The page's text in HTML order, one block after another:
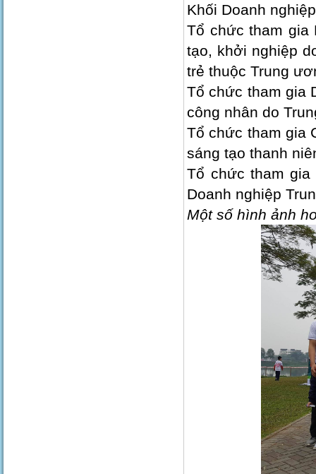
Khối Doanh
Tổ chức tham gia
tạo, khởi nghiệp
trẻ thuộc Trung
Tổ chức tham gia
công nhân do
Tổ chức tham gia
sáng tạo thanh
Tổ chức tham
Doanh nghiệp
Một số hình ảnh